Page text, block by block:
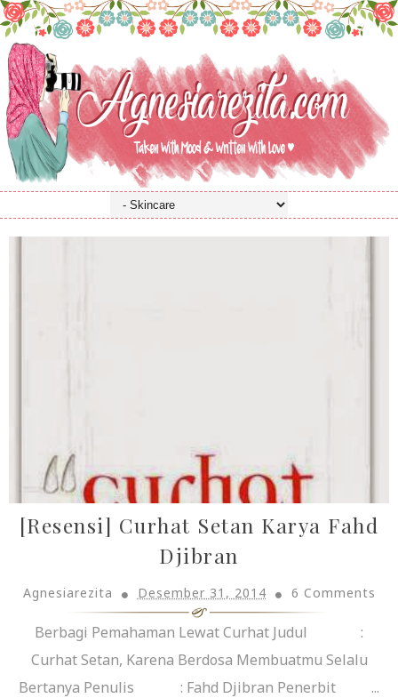
[Resensi] Curhat Setan Karya Fahd
Djibran
Agnesiarezita Desember 31, 2014 6 Comments
Berbagi Pemahaman Lewat Curhat Judul :
Curhat Setan, Karena Berdosa Membuatmu Selalu
Bertanya Penulis : Fahd Djibran Penerbit ...